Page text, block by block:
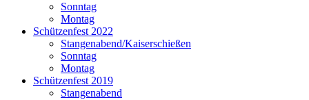
Sonntag
Montag
Schützenfest 2022
Stangenabend/Kaiserschießen
Sonntag
Montag
Schützenfest 2019
Stangenabend